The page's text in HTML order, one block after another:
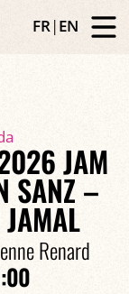
FR|EN
JAM
SANZ –
Renard